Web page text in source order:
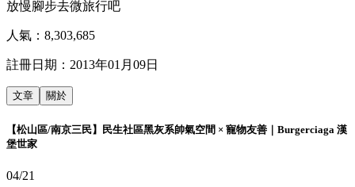
放慢腳步去微旅行吧
人氣： 8,303,685
註冊日期： 2013年01月09日
文章 關於
【松山區/南京三民】民生社區黑灰系帥氣空間 × 寵物友善｜Burgerciaga 漢
堡世家
04/21